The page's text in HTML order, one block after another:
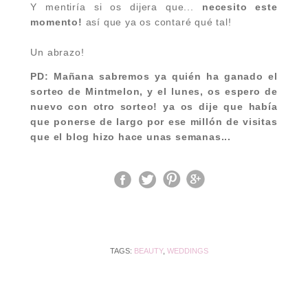
Y mentiría si os dijera que... necesito este
momento! así que ya os contaré qué tal!
Un abrazo!
PD: Mañana sabremos ya quién ha ganado el
sorteo de Mintmelon, y el lunes, os espero de
nuevo con otro sorteo! ya os dije que había
que ponerse de largo por ese millón de visitas
que el blog hizo hace unas semanas...
TAGS: BEAUTY,WEDDINGS